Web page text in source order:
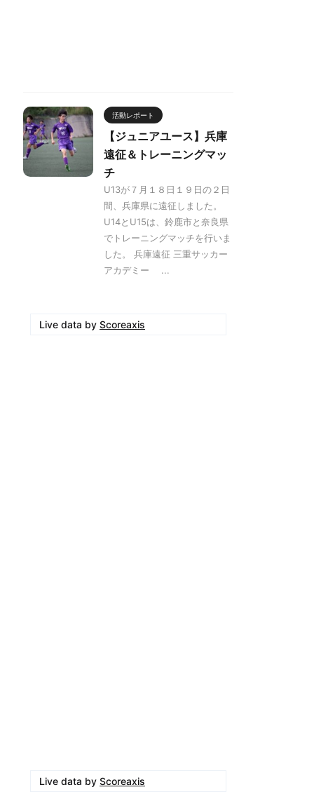
活動レポート
【ジュニアユース】兵庫
遠征＆トレーニングマッ
チ
U13が７月１８日１９日の２日
間、兵庫県に遠征しました。
U14とU15は、鈴鹿市と奈良県
でトレーニングマッチを行いま
した。 兵庫遠征 三重サッカー
アカデミー ...
Live data by Scoreaxis
Live data by Scoreaxis